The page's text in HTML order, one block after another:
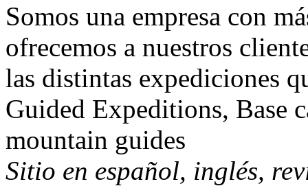
Somos una empresa con
ofrecemos a nuestros
las distintas expediciones
Guided Expeditions, Base
mountain guides
Sitio en español, inglés,